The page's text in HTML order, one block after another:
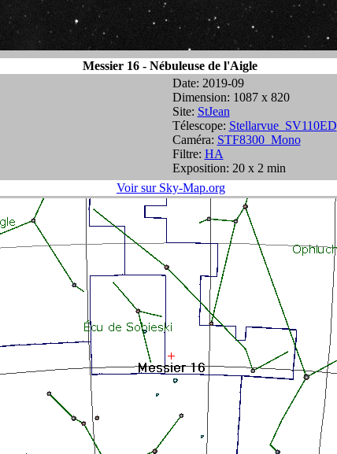
Messier 16 - Nébuleuse de l'Aigle
Date: 2019-09
Dimension: 1087 x 820
Site: StJean
Télescope: Stellarvue_SV110ED
Caméra: STF8300_Mono
Filtre: HA
Exposition: 20 x 2 min
Voir sur Sky-Map.org